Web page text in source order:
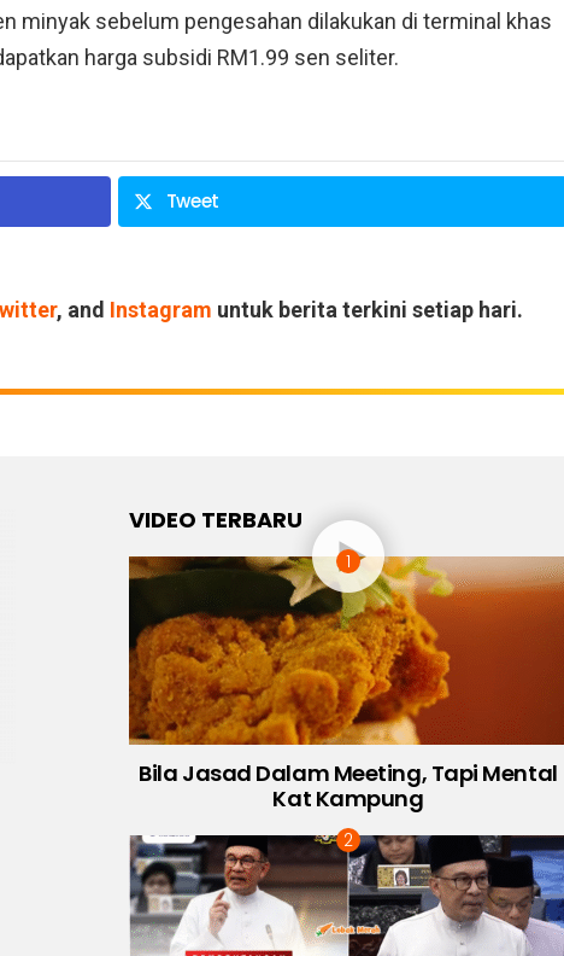
minyak sebelum pengesahan dilakukan di terminal khas
harga subsidi RM1.99 sen seliter.
Tweet
, and Instagram untuk berita terkini setiap hari.
VIDEO TERBARU
Bila Jasad Dalam Meeting, Tapi Mental
Kat Kampung